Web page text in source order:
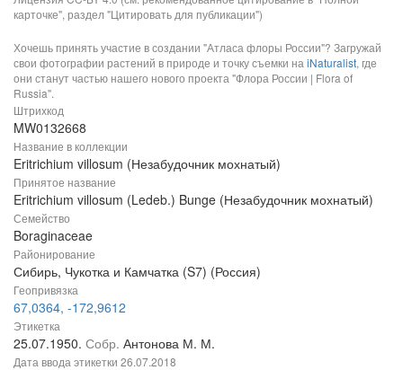
карточке", раздел "Цитировать для публикации")
Хочешь принять участие в создании "Атласа флоры России"? Загружай
свои фотографии растений в природе и точку съемки на iNaturalist, где
они станут частью нашего нового проекта "Флора России | Flora of
Russia".
Штрихкод
MW0132668
Название в коллекции
Eritrichium villosum (Незабудочник мохнатый)
Принятое название
Eritrichium villosum (Ledeb.) Bunge (Незабудочник мохнатый)
Семейство
Boraginaceae
Районирование
Сибирь, Чукотка и Камчатка (S7) (Россия)
Геопривязка
67,0364, -172,9612
Этикетка
25.07.1950. Собр. Антонова М. М.
Дата ввода этикетки 26.07.2018